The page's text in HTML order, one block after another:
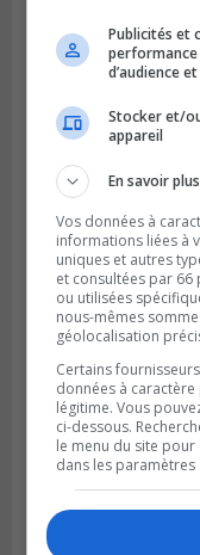
Candiac
SAINT-BRUNO-DE-
Publié le 26 juillet
Saint‑Bruno
outils à
Publicités et
performance
d’audience
Stocker et/
appareil
En savoir plus
Vos données à
informations liées à
uniques et autres
et consultées par 66
ou utilisées
nous-mêmes
géolocalisation
Certains
données à
légitime. Vous
ci-dessous.
le menu du site
dans les